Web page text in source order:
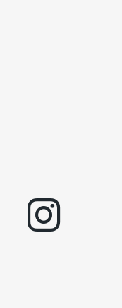
instagram